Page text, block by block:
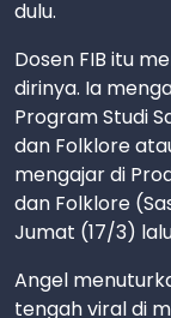
dulu.
Dosen FIB itu
dirinya. Ia
Program Studi
dan Folklore
mengajar di
dan Folklore
Jumat (17/3)
Angel
tengah viral di